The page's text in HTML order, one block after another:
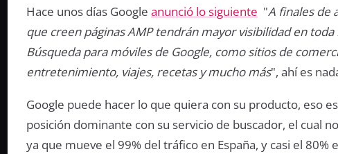
Hace unos días Google anunció lo siguiente "A finales de
que creen páginas AMP tendrán mayor visibilidad en
Búsqueda para móviles de Google, como sitios de
entretenimiento, viajes, recetas y mucho más", ahí es
Google puede hacer lo que quiera con su producto, eso
posición dominante con su servicio de buscador, el cual
ya que mueve el 99% del tráfico en España, y casi el 80%